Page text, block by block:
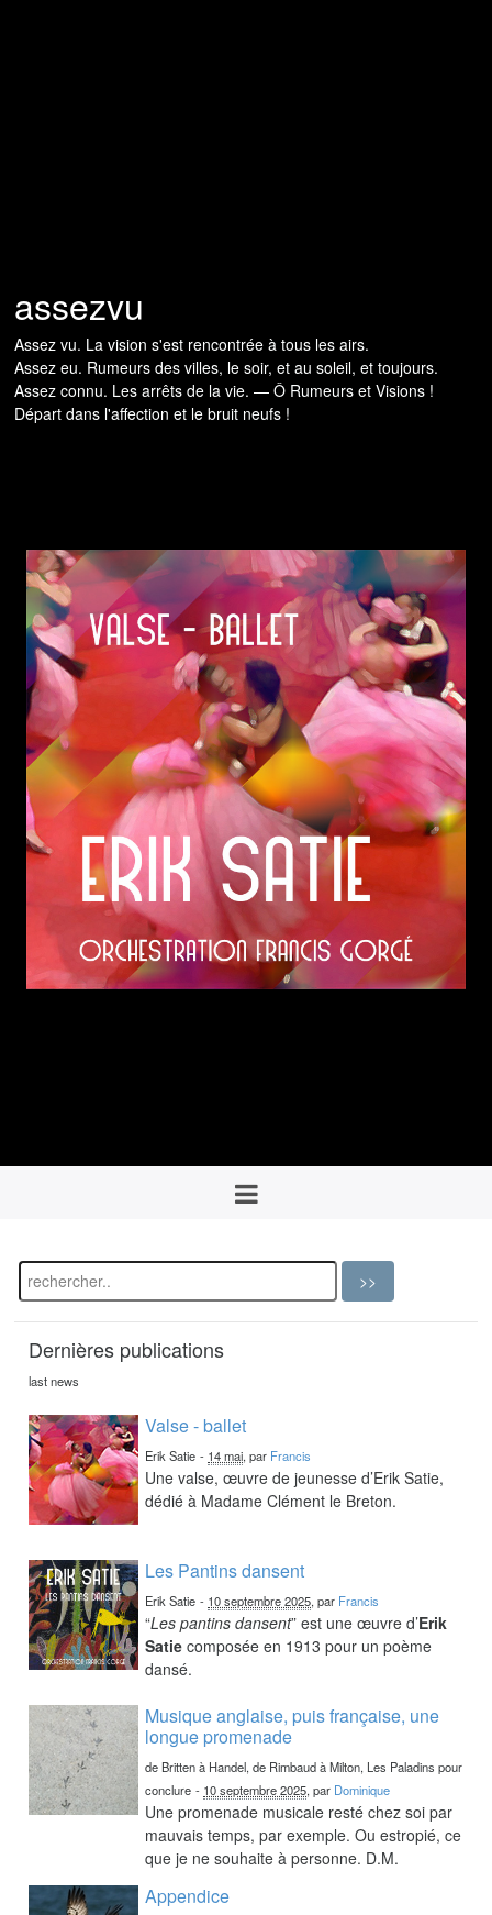
assezvu
Assez vu. La vision s'est rencontrée à tous les airs.
Assez eu. Rumeurs des villes, le soir, et au soleil, et toujours.
Assez connu. Les arrêts de la vie. — Ô Rumeurs et Visions !
Départ dans l'affection et le bruit neufs !
Dernières publications
last news
Valse - ballet
Erik Satie - 14 mai, par Francis
Une valse, œuvre de jeunesse d’Erik Satie,
dédié à Madame Clément le Breton.
Les Pantins dansent
Erik Satie - 10 septembre 2025, par Francis
“Les pantins dansent” est une œuvre d’Erik
Satie composée en 1913 pour un poème
dansé.
Musique anglaise, puis française, une
longue promenade
de Britten à Handel, de Rimbaud à Milton, Les Paladins pour
conclure - 10 septembre 2025, par Dominique
Une promenade musicale resté chez soi par
mauvais temps, par exemple. Ou estropié, ce
que je ne souhaite à personne. D.M.
Appendice